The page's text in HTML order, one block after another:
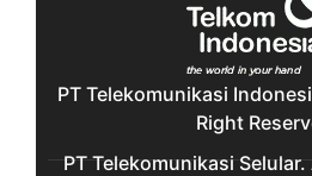
PT Telekomunikasi
Right
PT Telekomunikasi